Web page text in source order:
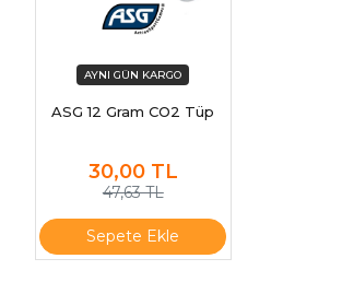
ASG 12 Gram CO2 Tüp
30,00 TL
47,63 TL
Sepete Ekle